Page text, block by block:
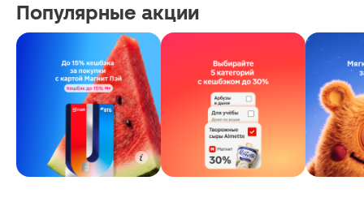
Популярные акции